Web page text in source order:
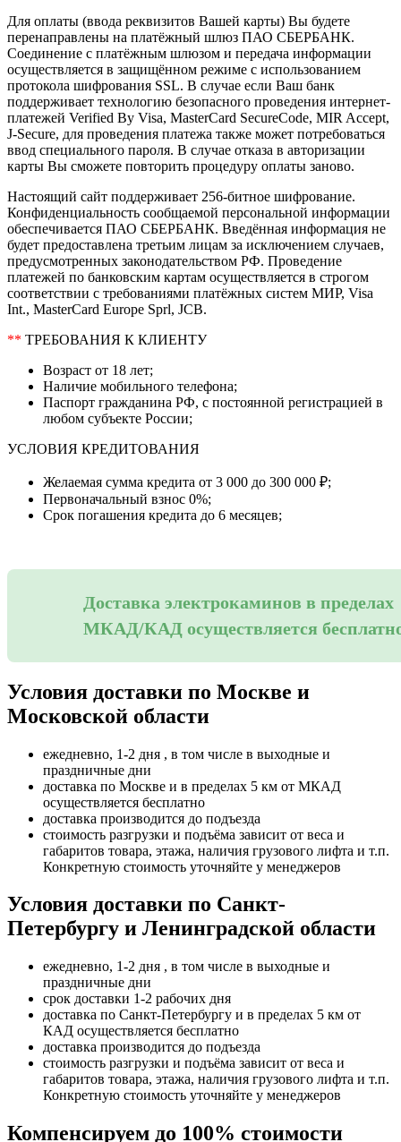
Для оплаты (ввода реквизитов Вашей карты) Вы будете
перенаправлены на платёжный шлюз ПАО СБЕРБАНК.
Соединение с платёжным шлюзом и передача информации
осуществляется в защищённом режиме с использованием
протокола шифрования SSL. В случае если Ваш банк
поддерживает технологию безопасного проведения интернет-
платежей Verified By Visa, MasterCard SecureCode, MIR Accept,
J-Secure, для проведения платежа также может потребоваться
ввод специального пароля. В случае отказа в авторизации
карты Вы сможете повторить процедуру оплаты заново.
Настоящий сайт поддерживает 256-битное шифрование.
Конфиденциальность сообщаемой персональной информации
обеспечивается ПАО СБЕРБАНК. Введённая информация не
будет предоставлена третьим лицам за исключением случаев,
предусмотренных законодательством РФ. Проведение
платежей по банковским картам осуществляется в строгом
соответствии с требованиями платёжных систем МИР, Visa
Int., MasterCard Europe Sprl, JCB.
** ТРЕБОВАНИЯ К КЛИЕНТУ
Возраст от 18 лет;
Наличие мобильного телефона;
Паспорт гражданина РФ, с постоянной регистрацией в
любом субъекте России;
УСЛОВИЯ КРЕДИТОВАНИЯ
Желаемая сумма кредита от 3 000 до 300 000 ₽;
Первоначальный взнос 0%;
Срок погашения кредита до 6 месяцев;
Доставка электрокаминов в пределах
МКАД/КАД осуществляется
Условия доставки по Москве и
Московской области
ежедневно, 1-2 дня , в том числе в выходные и
праздничные дни
доставка по Москве и в пределах 5 км от МКАД
осуществляется бесплатно
доставка производится до подъезда
стоимость разгрузки и подъёма зависит от веса и
габаритов товара, этажа, наличия грузового лифта и т.п.
Конкретную стоимость уточняйте у менеджеров
Условия доставки по Санкт-
Петербургу и Ленинградской области
ежедневно, 1-2 дня , в том числе в выходные и
праздничные дни
срок доставки 1-2 рабочих дня
доставка по Санкт-Петербургу и в пределах 5 км от
КАД осуществляется бесплатно
доставка производится до подъезда
стоимость разгрузки и подъёма зависит от веса и
габаритов товара, этажа, наличия грузового лифта и т.п.
Конкретную стоимость уточняйте у менеджеров
Компенсируем до 100% стоимости